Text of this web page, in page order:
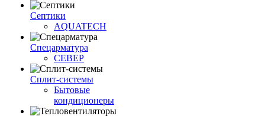
Септики
AQUATECH
Спецарматура
СЕВЕР
Сплит-системы
Бытовые
кондиционеры